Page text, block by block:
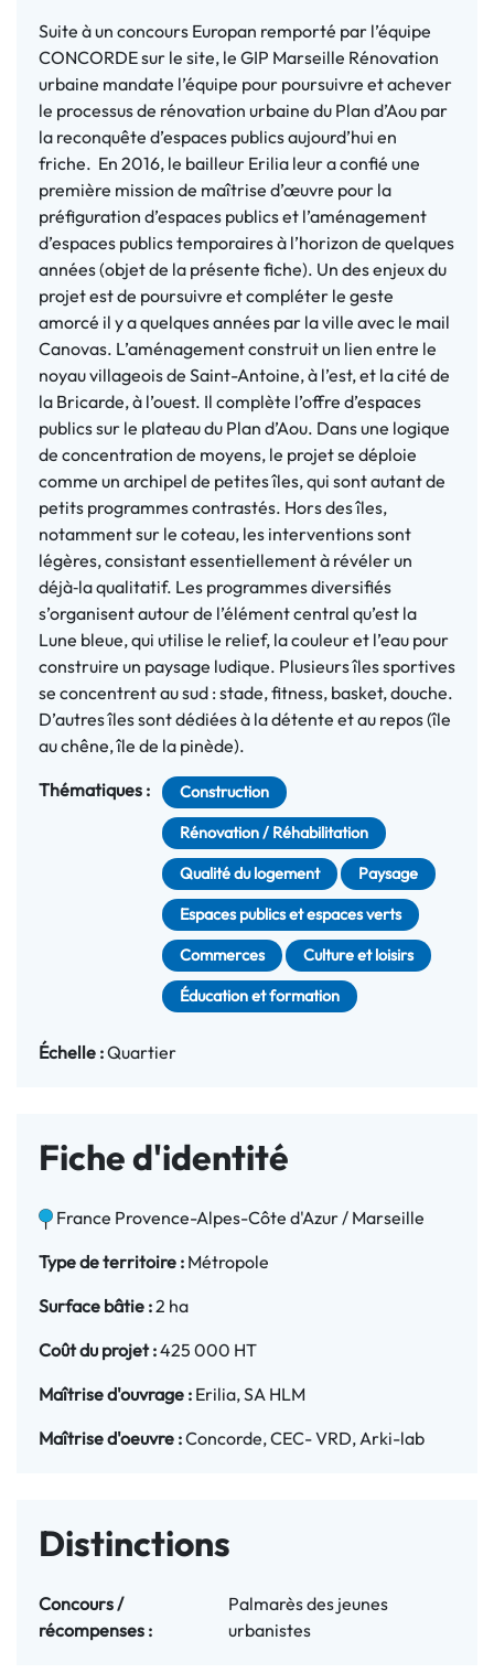
Suite à un concours Europan remporté par l’équipe
CONCORDE sur le site, le GIP Marseille Rénovation
urbaine mandate l’équipe pour poursuivre et achever
le processus de rénovation urbaine du Plan d’Aou par
la reconquête d’espaces publics aujourd’hui en
friche. En 2016, le bailleur Erilia leur a confié une
première mission de maîtrise d’œuvre pour la
préfiguration d’espaces publics et l’aménagement
d’espaces publics temporaires à l’horizon de quelques
années (objet de la présente fiche). Un des enjeux du
projet est de poursuivre et compléter le geste
amorcé il y a quelques années par la ville avec le mail
Canovas. L’aménagement construit un lien entre le
noyau villageois de Saint-Antoine, à l’est, et la cité de
la Bricarde, à l’ouest. Il complète l’offre d’espaces
publics sur le plateau du Plan d’Aou. Dans une logique
de concentration de moyens, le projet se déploie
comme un archipel de petites îles, qui sont autant de
petits programmes contrastés. Hors des îles,
notamment sur le coteau, les interventions sont
légères, consistant essentiellement à révéler un
déjà‑la qualitatif. Les programmes diversifiés
s’organisent autour de l’élément central qu’est la
Lune bleue, qui utilise le relief, la couleur et l’eau pour
construire un paysage ludique. Plusieurs îles sportives
se concentrent au sud : stade, fitness, basket, douche.
D’autres îles sont dédiées à la détente et au repos (île
au chêne, île de la pinède).
Thématiques :
Construction
Rénovation / Réhabilitation
Qualité du logement Paysage
Espaces publics et espaces verts
Commerces Culture et loisirs
Éducation et formation
Échelle :Quartier
Fiche d'identité
France Provence-Alpes-Côte d'Azur / Marseille
Type de territoire : Métropole
Surface bâtie :2 ha
Coût du projet :425 000 HT
Maîtrise d'ouvrage : Erilia, SA HLM
Maîtrise d'oeuvre :Concorde, CEC- VRD, Arki-lab
Distinctions
Concours /
récompenses :
Palmarès des jeunes
urbanistes